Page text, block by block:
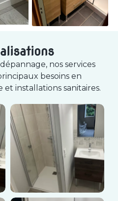
nos services
besoins en
et installations sanitaires.